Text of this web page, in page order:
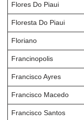
Flores Do Piaui
Floresta Do Piaui
Floriano
Francinopolis
Francisco Ayres
Francisco Macedo
Francisco Santos